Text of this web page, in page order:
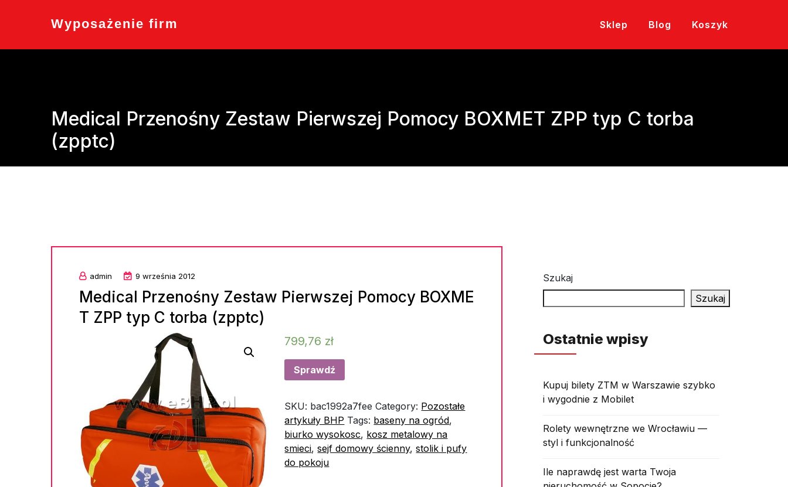
Wyposażenie firm Sklep Blog Koszyk
Medical Przenośny Zestaw Pierwszej Pomocy BOXMET ZPP typ C torba
(zpptc)
admin 9 września 2012
Medical Przenośny Zestaw Pierwszej Pomocy BOXME
T ZPP typ C torba (zpptc)
799,76 zł
Sprawdź
SKU: bac1992a7fee Category: Pozostałe
artykuły BHP Tags: baseny na ogród,
biurko wysokosc, kosz metalowy na
smieci,sejf domowy ścienny,stolik i pufy
do pokoju
Szukaj
Szukaj
Ostatnie wpisy
Kupuj bilety ZTM w Warszawie szybko
i wygodnie z Mobilet
Rolety wewnętrzne we Wrocławiu —
styl i funkcjonalność
Ile naprawdę jest warta Twoja